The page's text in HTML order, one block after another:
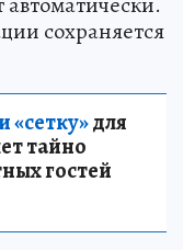
сохраняется
для
тайно
гостей